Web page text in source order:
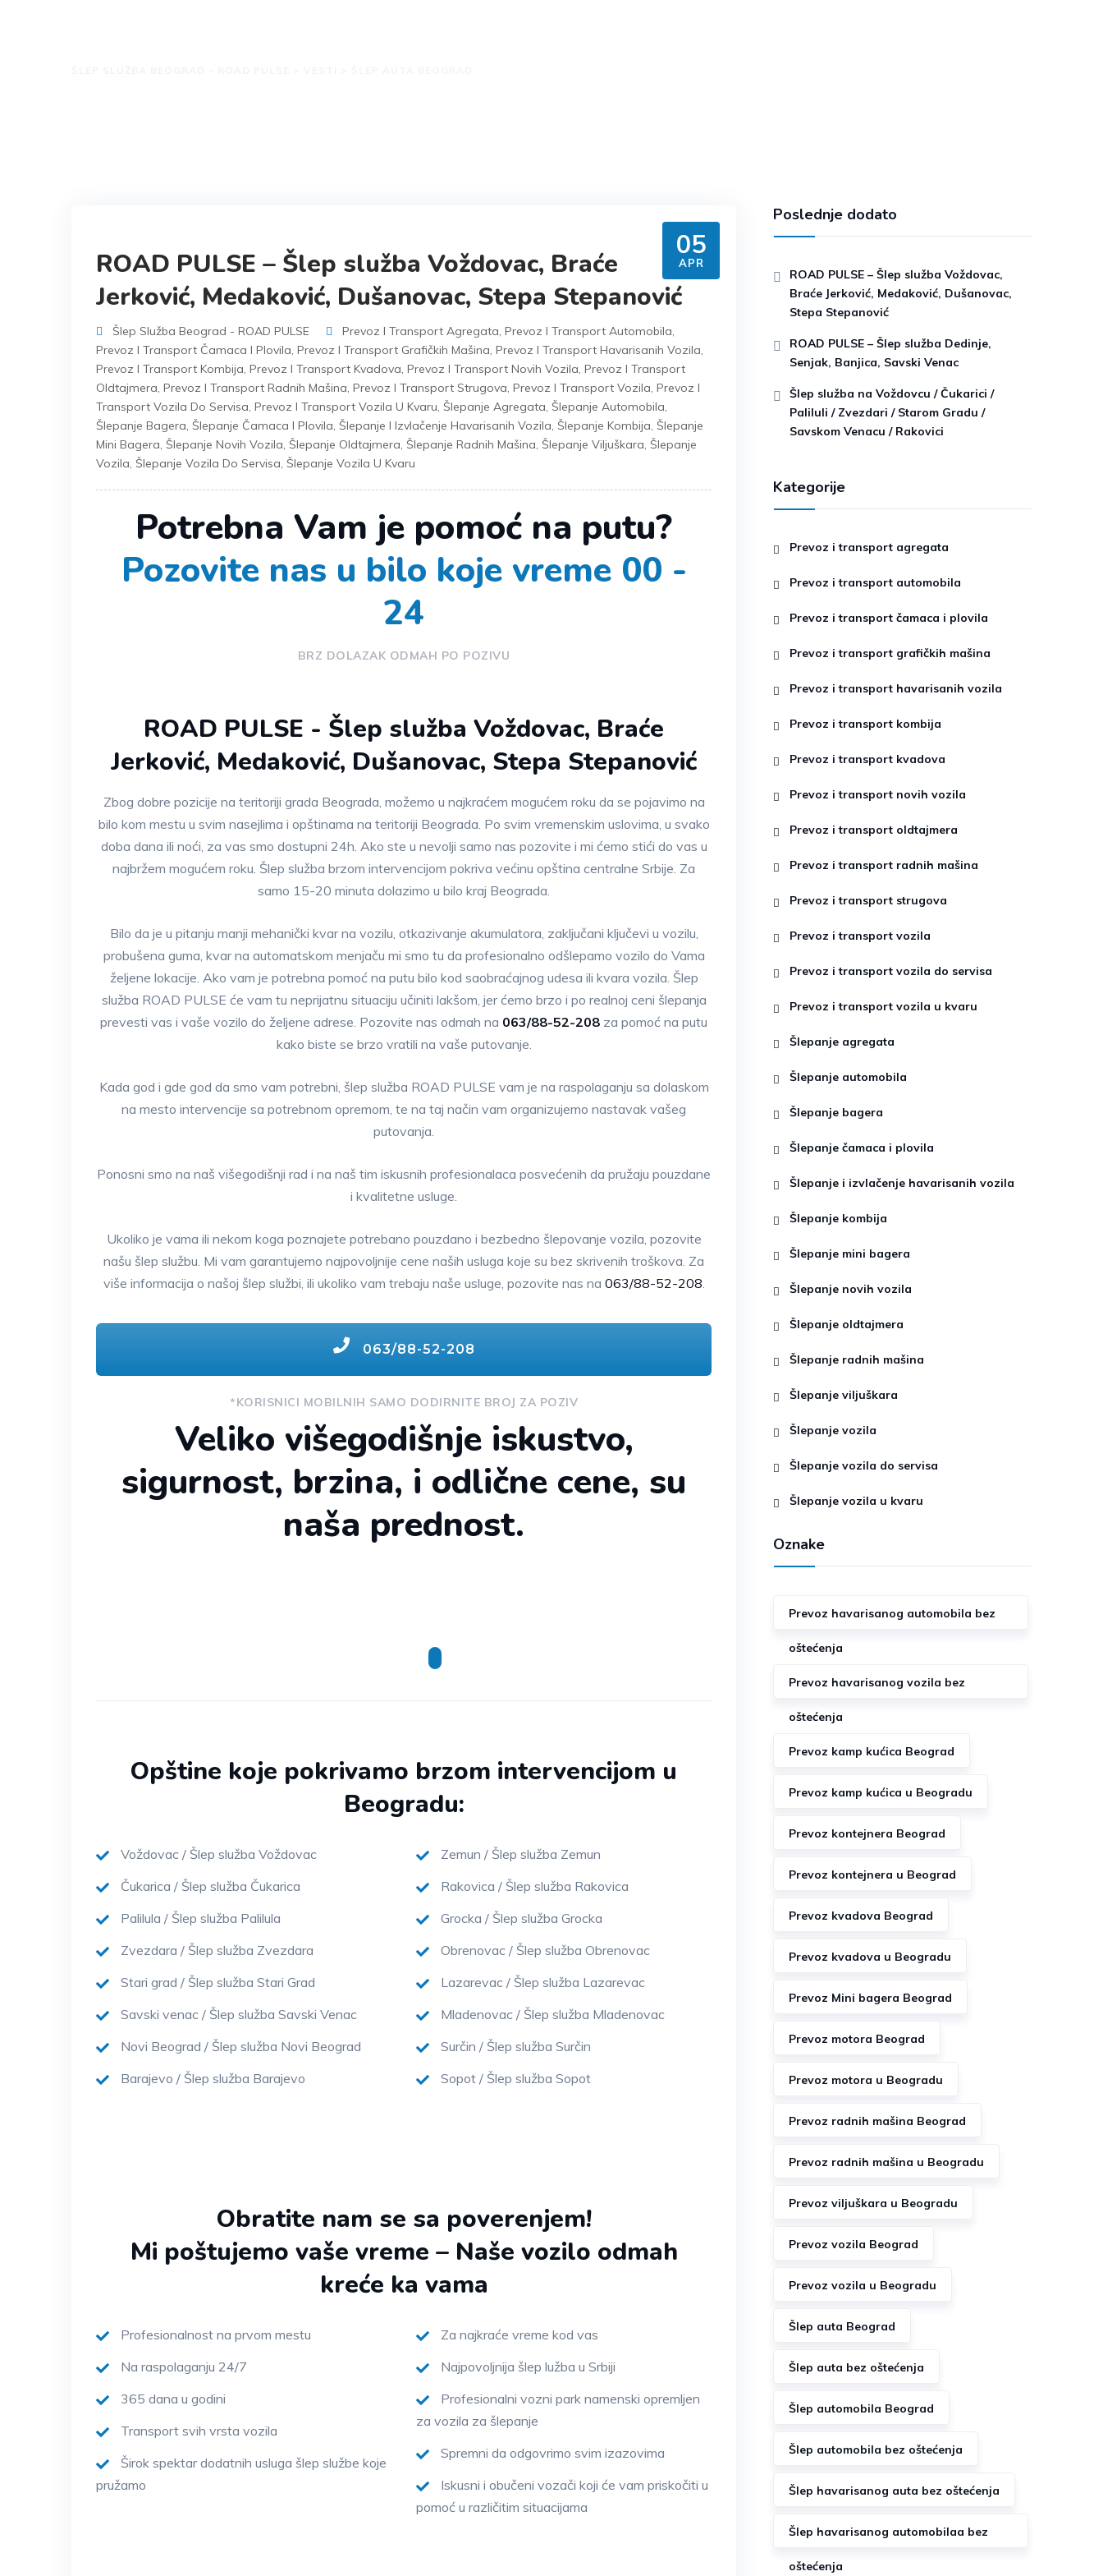
05
APR
ROAD PULSE – Šlep služba Voždovac, Braće
Jerković, Medaković, Dušanovac, Stepa Stepanović
Šlep Služba Beograd - ROAD PULSE Prevoz I Transport Agregata, Prevoz I Transport Automobila,
Prevoz I Transport Čamaca I Plovila, Prevoz I Transport Grafičkih Mašina, Prevoz I Transport Havarisanih Vozila,
Prevoz I Transport Kombija, Prevoz I Transport Kvadova, Prevoz I Transport Novih Vozila, Prevoz I Transport
Oldtajmera, Prevoz I Transport Radnih Mašina, Prevoz I Transport Strugova, Prevoz I Transport Vozila, Prevoz I
Transport Vozila Do Servisa, Prevoz I Transport Vozila U Kvaru, Šlepanje Agregata, Šlepanje Automobila,
Šlepanje Bagera, Šlepanje Čamaca I Plovila, Šlepanje I Izvlačenje Havarisanih Vozila, Šlepanje Kombija, Šlepanje
Mini Bagera, Šlepanje Novih Vozila, Šlepanje Oldtajmera, Šlepanje Radnih Mašina, Šlepanje Viljuškara, Šlepanje
Vozila, Šlepanje Vozila Do Servisa, Šlepanje Vozila U Kvaru
Potrebna Vam je pomoć na putu?
Pozovite nas u bilo koje vreme 00 -
24
BRZ DOLAZAK ODMAH PO POZIVU
ROAD PULSE - Šlep služba Voždovac, Braće
Jerković, Medaković, Dušanovac, Stepa Stepanović
Zbog dobre pozicije na teritoriji grada Beograda, možemo u najkraćem mogućem roku da se pojavimo na
bilo kom mestu u svim nasejlima i opštinama na teritoriji Beograda. Po svim vremenskim uslovima, u svako
doba dana ili noći, za vas smo dostupni 24h. Ako ste u nevolji samo nas pozovite i mi ćemo stići do vas u
najbržem mogućem roku. Šlep služba brzom intervencijom pokriva većinu opština centralne Srbije. Za
samo 15-20 minuta dolazimo u bilo kraj Beograda.
Bilo da je u pitanju manji mehanički kvar na vozilu, otkazivanje akumulatora, zaključani ključevi u vozilu,
probušena guma, kvar na automatskom menjaču mi smo tu da profesionalno odšlepamo vozilo do Vama
željene lokacije. Ako vam je potrebna pomoć na putu bilo kod saobraćajnog udesa ili kvara vozila. Šlep
služba ROAD PULSE će vam tu neprijatnu situaciju učiniti lakšom, jer ćemo brzo i po realnoj ceni šlepanja
prevesti vas i vaše vozilo do željene adrese. Pozovite nas odmah na 063/88-52-208 za pomoć na putu
kako biste se brzo vratili na vaše putovanje.
Kada god i gde god da smo vam potrebni, šlep služba ROAD PULSE vam je na raspolaganju sa dolaskom
na mesto intervencije sa potrebnom opremom, te na taj način vam organizujemo nastavak vašeg
putovanja.
Ponosni smo na naš višegodišnji rad i na naš tim iskusnih profesionalaca posvećenih da pružaju pouzdane
i kvalitetne usluge.
Ukoliko je vama ili nekom koga poznajete potrebano pouzdano i bezbedno šlepovanje vozila, pozovite
našu šlep službu. Mi vam garantujemo najpovoljnije cene naših usluga koje su bez skrivenih troškova. Za
više informacija o našoj šlep službi, ili ukoliko vam trebaju naše usluge, pozovite nas na 063/88-52-208.
063/88-52-208
*KORISNICI MOBILNIH SAMO DODIRNITE BROJ ZA POZIV
Veliko višegodišnje iskustvo,
sigurnost, brzina, i odlične cene, su
naša prednost.
Opštine koje pokrivamo brzom intervencijom u
Beogradu:
Voždovac / Šlep služba Voždovac
Čukarica / Šlep služba Čukarica
Palilula / Šlep služba Palilula
Zvezdara / Šlep služba Zvezdara
Stari grad / Šlep služba Stari Grad
Savski venac / Šlep služba Savski Venac
Novi Beograd / Šlep služba Novi Beograd
Barajevo / Šlep služba Barajevo
Zemun / Šlep služba Zemun
Rakovica / Šlep služba Rakovica
Grocka / Šlep služba Grocka
Obrenovac / Šlep služba Obrenovac
Lazarevac / Šlep služba Lazarevac
Mladenovac / Šlep služba Mladenovac
Surčin / Šlep služba Surčin
Sopot / Šlep služba Sopot
Obratite nam se sa poverenjem!
Mi poštujemo vaše vreme – Naše vozilo odmah
kreće ka vama
Profesionalnost na prvom mestu
Na raspolaganju 24/7
365 dana u godini
Transport svih vrsta vozila
Širok spektar dodatnih usluga šlep službe koje
pružamo
Za najkraće vreme kod vas
Najpovoljnija šlep lužba u Srbiji
Profesionalni vozni park namenski opremljen
za vozila za šlepanje
Spremni da odgovrimo svim izazovima
Iskusni i obučeni vozači koji će vam priskočiti u
pomoć u različitim situacijama
Poslednje dodato
ROAD PULSE – Šlep služba Voždovac,
Braće Jerković, Medaković, Dušanovac,
Stepa Stepanović
ROAD PULSE – Šlep služba Dedinje,
Senjak, Banjica, Savski Venac
Šlep služba na Voždovcu / Čukarici /
Paliluli / Zvezdari / Starom Gradu /
Savskom Venacu / Rakovici
Kategorije
Prevoz i transport agregata
Prevoz i transport automobila
Prevoz i transport čamaca i plovila
Prevoz i transport grafičkih mašina
Prevoz i transport havarisanih vozila
Prevoz i transport kombija
Prevoz i transport kvadova
Prevoz i transport novih vozila
Prevoz i transport oldtajmera
Prevoz i transport radnih mašina
Prevoz i transport strugova
Prevoz i transport vozila
Prevoz i transport vozila do servisa
Prevoz i transport vozila u kvaru
Šlepanje agregata
Šlepanje automobila
Šlepanje bagera
Šlepanje čamaca i plovila
Šlepanje i izvlačenje havarisanih vozila
Šlepanje kombija
Šlepanje mini bagera
Šlepanje novih vozila
Šlepanje oldtajmera
Šlepanje radnih mašina
Šlepanje viljuškara
Šlepanje vozila
Šlepanje vozila do servisa
Šlepanje vozila u kvaru
Oznake
Prevoz havarisanog automobila bez
oštećenja
Prevoz havarisanog vozila bez
oštećenja
Prevoz kamp kućica Beograd
Prevoz kamp kućica u Beogradu
Prevoz kontejnera Beograd
Prevoz kontejnera u Beograd
Prevoz kvadova Beograd
Prevoz kvadova u Beogradu
Prevoz Mini bagera Beograd
Prevoz motora Beograd
Prevoz motora u Beogradu
Prevoz radnih mašina Beograd
Prevoz radnih mašina u Beogradu
Prevoz viljuškara u Beogradu
Prevoz vozila Beograd
Prevoz vozila u Beogradu
Šlep auta Beograd
Šlep auta bez oštećenja
Šlep automobila Beograd
Šlep automobila bez oštećenja
Šlep havarisanog auta bez oštećenja
Šlep havarisanog automobilaa bez
oštećenja